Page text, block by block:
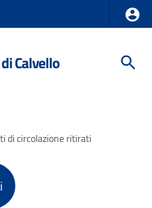
Calvello
di circolazione ritirati